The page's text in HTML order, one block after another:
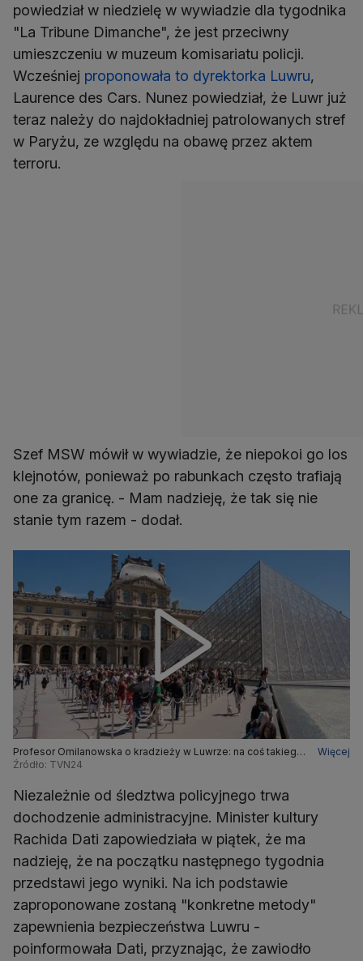
powiedział w niedzielę w wywiadzie dla tygodnika
"La Tribune Dimanche", że jest przeciwny
umieszczeniu w muzeum komisariatu policji.
Wcześniej proponowała to dyrektorka Luwru,
Laurence des Cars. Nunez powiedział, że Luwr już
teraz należy do najdokładniej patrolowanych stref
w Paryżu, ze względu na obawę przez aktem
terroru.
Szef MSW mówił w wywiadzie, że niepokoi go los
klejnotów, ponieważ po rabunkach często trafiają
one za granicę. - Mam nadzieję, że tak się nie
stanie tym razem - dodał.
Profesor Omilanowska o kradzieży w Luwrze: na coś takiego
nie jest odporne żadne muzeum świata
Więcej
Źródło: TVN24
Niezależnie od śledztwa policyjnego trwa
dochodzenie administracyjne. Minister kultury
Rachida Dati zapowiedziała w piątek, że ma
nadzieję, że na początku następnego tygodnia
przedstawi jego wyniki. Na ich podstawie
zaproponowane zostaną "konkretne metody"
zapewnienia bezpieczeństwa Luwru -
poinformowała Dati, przyznając, że zawiodło